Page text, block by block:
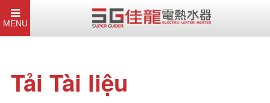
MENU
Tải Tài liệu